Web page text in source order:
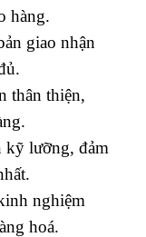
hàng.
giao nhận
thân thiện,
kỹ lưỡng, đảm
nghiệm
hoá.